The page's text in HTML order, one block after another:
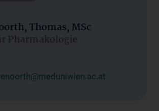
Thomas, MSc
Pharmakologie